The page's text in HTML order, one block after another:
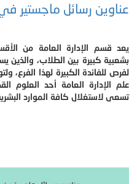
عناوين رسائل ماجستير في
يعد قسم الإدارة العامة من
بشعبية كبيرة بين الطلاب، والذين
لفرص للفائدة الكبيرة لهذا
علم الإدارة العامة أحد العلوم
تسعى لاستغلال كافة الموارد